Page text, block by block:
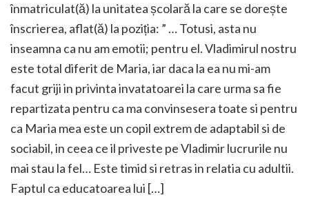
înmatriculat(ă) la unitatea școlară la care se dorește
înscrierea, aflat(ă) la poziția: ” … Totusi, asta nu
inseamna ca nu am emotii; pentru el. Vladimirul nostru
este total diferit de Maria, iar daca la ea nu mi-am
facut griji in privinta invatatoarei la care urma sa fie
repartizata pentru ca ma convinsesera toate si pentru
ca Maria mea este un copil extrem de adaptabil si de
sociabil, in ceea ce il priveste pe Vladimir lucrurile nu
mai stau la fel… Este timid si retras in relatia cu adultii.
Faptul ca educatoarea lui […]